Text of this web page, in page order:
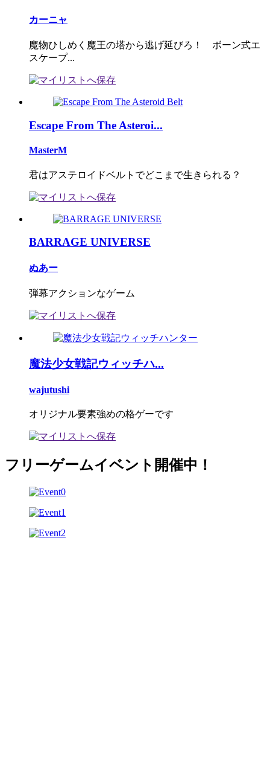
カーニャ
魔物ひしめく魔王の塔から逃げ延びろ！ ボーン式エ
スケープ...
Escape From The Asteroi...
MasterM
君はアステロイドベルトでどこまで生きられる？
BARRAGE UNIVERSE
ぬあー
弾幕アクションなゲーム
魔法少女戦記ウィッチハ...
wajutushi
オリジナル要素強めの格ゲーです
フリーゲームイベント開催中！